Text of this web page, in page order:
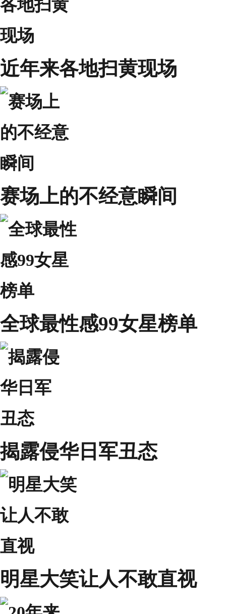
近年来各地扫黄现场
赛场上的不经意瞬间
全球最性感99女星榜单
揭露侵华日军丑态
明星大笑让人不敢直视